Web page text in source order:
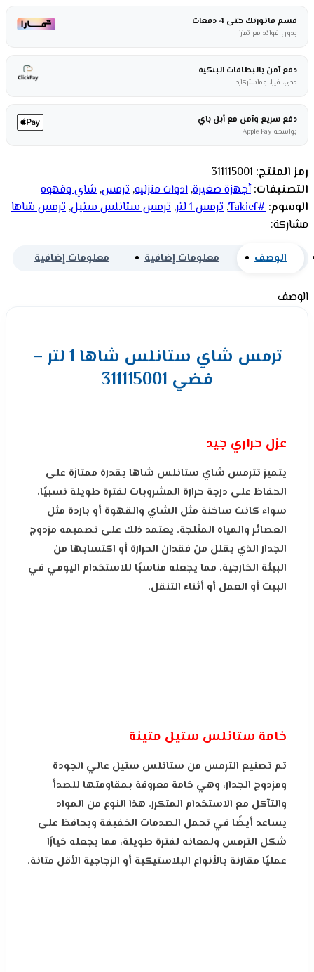
قسم فاتورتك حتى 4 دفعات
بدون فوائد مع تمارا
دفع آمن بالبطاقات البنكية
مدى، فيزا، وماستركارد
دفع سريع وآمن مع أبل باي
بواسطة Apple Pay
رمز المنتج: 311115001
التصنيفات: أجهزة صغيرة, ادوات منزليه, ترمس, شاي وقهوه
الوسوم: #Takief
, ترمس 1 لتر , ترمس ستانلس ستيل, ترمس شاها
مشاركة:
الوصف معلومات إضافية معلومات إضافية
الوصف
ترمس شاي ستانلس شاها 1 لتر –
فضي 311115001
عزل حراري جيد
يتميز تترمس شاي ستانلس شاها بقدرة ممتازة على
الحفاظ على درجة حرارة المشروبات لفترة طويلة نسبيًا،
سواء كانت ساخنة مثل الشاي والقهوة أو باردة مثل
العصائر والمياه المثلجة. يعتمد ذلك على تصميمه مزدوج
الجدار الذي يقلل من فقدان الحرارة أو اكتسابها من
البيئة الخارجية، مما يجعله مناسبًا للاستخدام اليومي في
البيت أو العمل أو أثناء التنقل.
خامة ستانلس ستيل متينة
تم تصنيع الترمس من ستانلس ستيل عالي الجودة
ومزدوج الجدار، وهي خامة معروفة بمقاومتها للصدأ
والتآكل مع الاستخدام المتكرر. هذا النوع من المواد
يساعد أيضًا في تحمل الصدمات الخفيفة ويحافظ على
شكل الترمس ولمعانه لفترة طويلة، مما يجعله خيارًا
عمليًا مقارنة بالأنواع البلاستيكية أو الزجاجية الأقل متانة.